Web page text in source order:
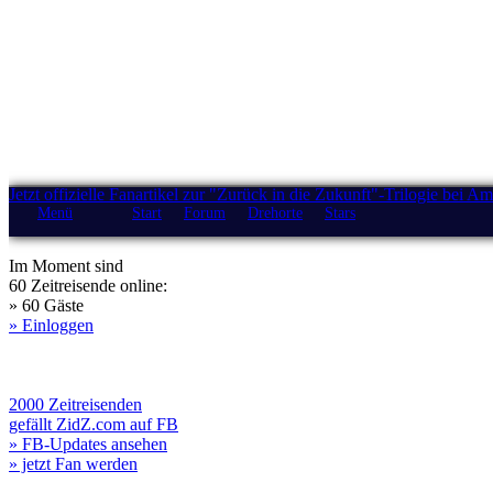
Jetzt offizielle Fanartikel zur "Zurück in die Zukunft"-Trilogie bei
Menü Start Forum Drehorte Stars
Im Moment sind
60 Zeitreisende online:
» 60 Gäste
» Einloggen
2000 Zeitreisenden
gefällt ZidZ.com auf FB
» FB-Updates ansehen
» jetzt Fan werden